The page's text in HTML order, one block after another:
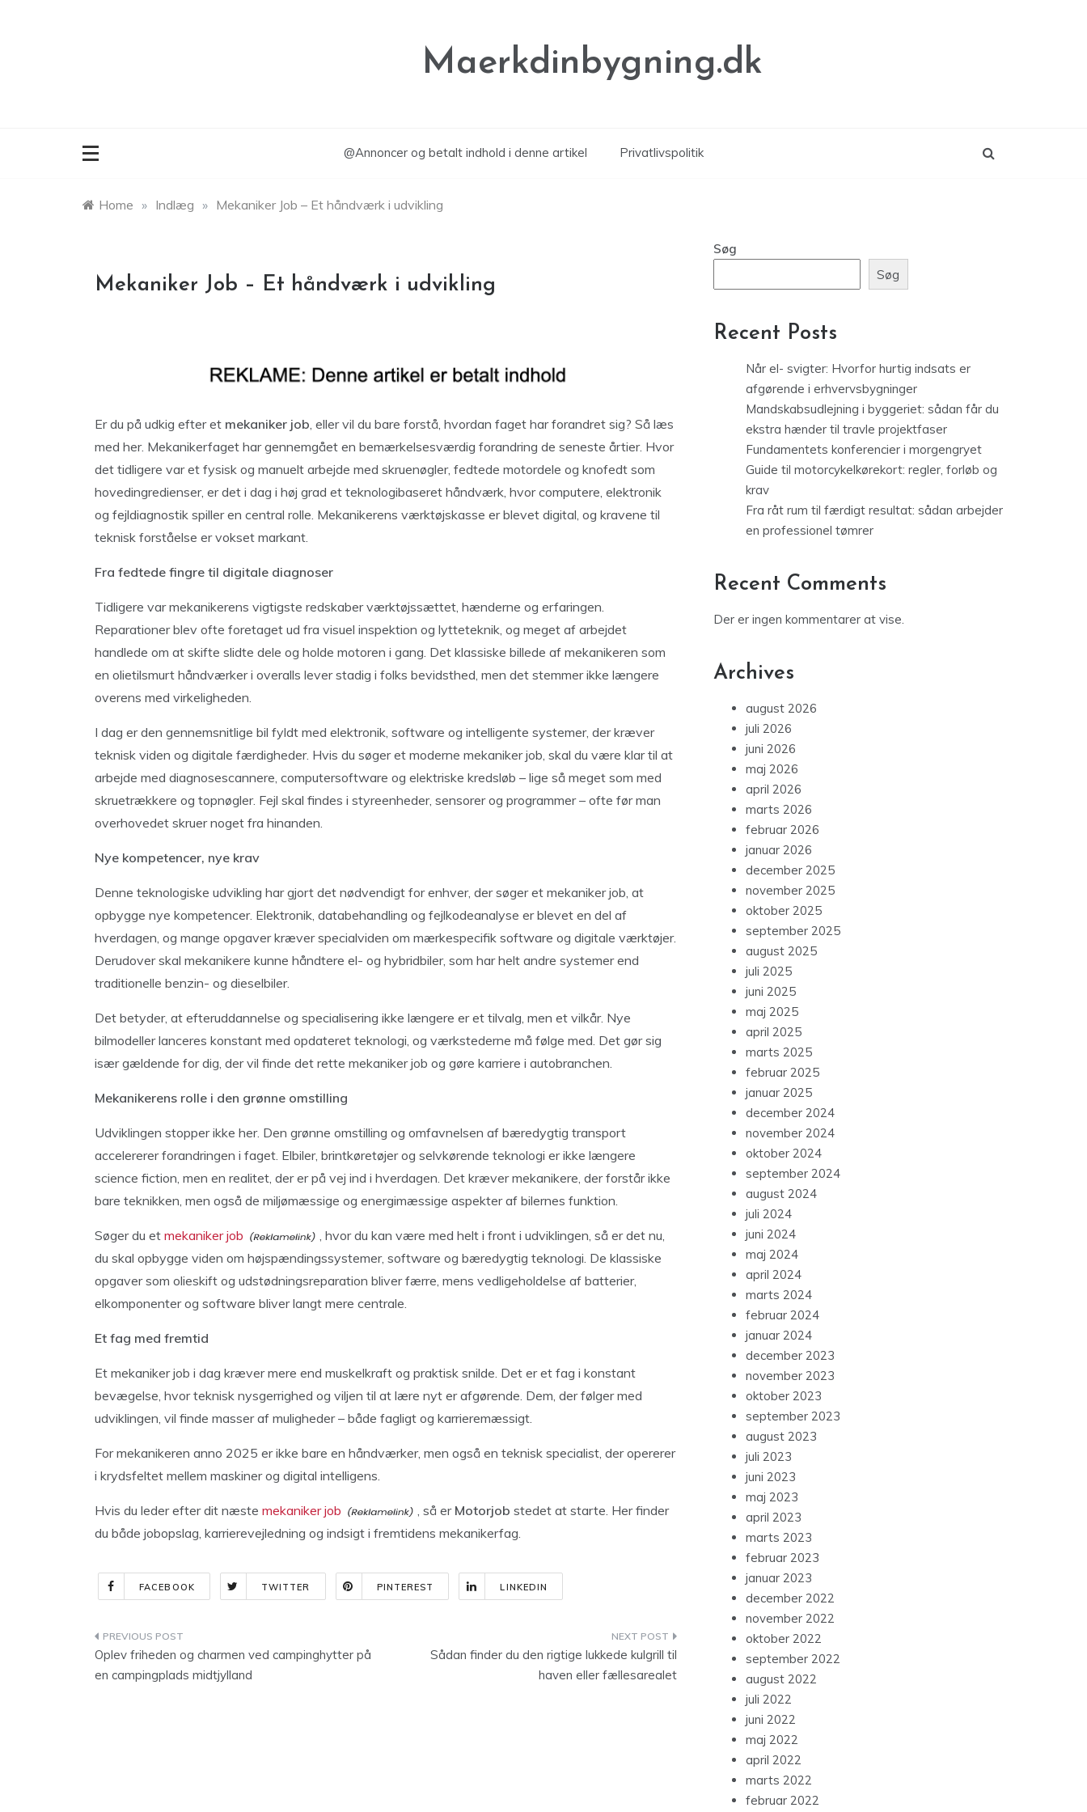
Maerkdinbygning.dk
@Annoncer og betalt indhold i denne artikel Privatlivspolitik
Home » Indlæg » Mekaniker Job – Et håndværk i udvikling
Mekaniker Job – Et håndværk i udvikling
Er du på udkig efter et mekaniker job, eller vil du bare forstå, hvordan faget har forandret sig? Så læs
med her. Mekanikerfaget har gennemgået en bemærkelsesværdig forandring de seneste årtier. Hvor
det tidligere var et fysisk og manuelt arbejde med skruenøgler, fedtede motordele og knofedt som
hovedingredienser, er det i dag i høj grad et teknologibaseret håndværk, hvor computere, elektronik
og fejldiagnostik spiller en central rolle. Mekanikerens værktøjskasse er blevet digital, og kravene til
teknisk forståelse er vokset markant.
Fra fedtede fingre til digitale diagnoser
Tidligere var mekanikerens vigtigste redskaber værktøjssættet, hænderne og erfaringen.
Reparationer blev ofte foretaget ud fra visuel inspektion og lytteteknik, og meget af arbejdet
handlede om at skifte slidte dele og holde motoren i gang. Det klassiske billede af mekanikeren som
en olietilsmurt håndværker i overalls lever stadig i folks bevidsthed, men det stemmer ikke længere
overens med virkeligheden.
I dag er den gennemsnitlige bil fyldt med elektronik, software og intelligente systemer, der kræver
teknisk viden og digitale færdigheder. Hvis du søger et moderne mekaniker job, skal du være klar til at
arbejde med diagnosescannere, computersoftware og elektriske kredsløb – lige så meget som med
skruetrækkere og topnøgler. Fejl skal findes i styreenheder, sensorer og programmer – ofte før man
overhovedet skruer noget fra hinanden.
Nye kompetencer, nye krav
Denne teknologiske udvikling har gjort det nødvendigt for enhver, der søger et mekaniker job, at
opbygge nye kompetencer. Elektronik, databehandling og fejlkodeanalyse er blevet en del af
hverdagen, og mange opgaver kræver specialviden om mærkespecifik software og digitale værktøjer.
Derudover skal mekanikere kunne håndtere el- og hybridbiler, som har helt andre systemer end
traditionelle benzin- og dieselbiler.
Det betyder, at efteruddannelse og specialisering ikke længere er et tilvalg, men et vilkår. Nye
bilmodeller lanceres konstant med opdateret teknologi, og værkstederne må følge med. Det gør sig
især gældende for dig, der vil finde det rette mekaniker job og gøre karriere i autobranchen.
Mekanikerens rolle i den grønne omstilling
Udviklingen stopper ikke her. Den grønne omstilling og omfavnelsen af bæredygtig transport
accelererer forandringen i faget. Elbiler, brintkøretøjer og selvkørende teknologi er ikke længere
science fiction, men en realitet, der er på vej ind i hverdagen. Det kræver mekanikere, der forstår ikke
bare teknikken, men også de miljømæssige og energimæssige aspekter af bilernes funktion.
Søger du et mekaniker job
, hvor du kan være med helt i front i udviklingen, så er det nu,
du skal opbygge viden om højspændingssystemer, software og bæredygtig teknologi. De klassiske
opgaver som olieskift og udstødningsreparation bliver færre, mens vedligeholdelse af batterier,
elkomponenter og software bliver langt mere centrale.
Et fag med fremtid
Et mekaniker job i dag kræver mere end muskelkraft og praktisk snilde. Det er et fag i konstant
bevægelse, hvor teknisk nysgerrighed og viljen til at lære nyt er afgørende. Dem, der følger med
udviklingen, vil finde masser af muligheder – både fagligt og karrieremæssigt.
For mekanikeren anno 2025 er ikke bare en håndværker, men også en teknisk specialist, der opererer
i krydsfeltet mellem maskiner og digital intelligens.
Hvis du leder efter dit næste mekaniker job , så er Motorjob stedet at starte. Her finder
du både jobopslag, karrierevejledning og indsigt i fremtidens mekanikerfag.
FACEBOOK TWITTER PINTEREST LINKEDIN
Indlægsnavigation
Oplev friheden og charmen ved campinghytter på
en campingplads midtjylland
Sådan finder du den rigtige lukkede kulgrill til
haven eller fællesarealet
Søg
Søg
Recent Posts
Når el- svigter: Hvorfor hurtig indsats er
afgørende i erhvervsbygninger
Mandskabsudlejning i byggeriet: sådan får du
ekstra hænder til travle projektfaser
Fundamentets konferencier i morgengryet
Guide til motorcykelkørekort: regler, forløb og
krav
Fra råt rum til færdigt resultat: sådan arbejder
en professionel tømrer
Recent Comments
Der er ingen kommentarer at vise.
Archives
august 2026
juli 2026
juni 2026
maj 2026
april 2026
marts 2026
februar 2026
januar 2026
december 2025
november 2025
oktober 2025
september 2025
august 2025
juli 2025
juni 2025
maj 2025
april 2025
marts 2025
februar 2025
januar 2025
december 2024
november 2024
oktober 2024
september 2024
august 2024
juli 2024
juni 2024
maj 2024
april 2024
marts 2024
februar 2024
januar 2024
december 2023
november 2023
oktober 2023
september 2023
august 2023
juli 2023
juni 2023
maj 2023
april 2023
marts 2023
februar 2023
januar 2023
december 2022
november 2022
oktober 2022
september 2022
august 2022
juli 2022
juni 2022
maj 2022
april 2022
marts 2022
februar 2022